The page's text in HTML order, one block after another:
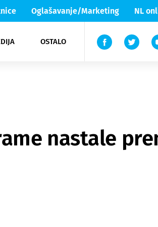
Oglašavanje/Marketing NL
OSTALO
Lika & Senj
TV
nastale